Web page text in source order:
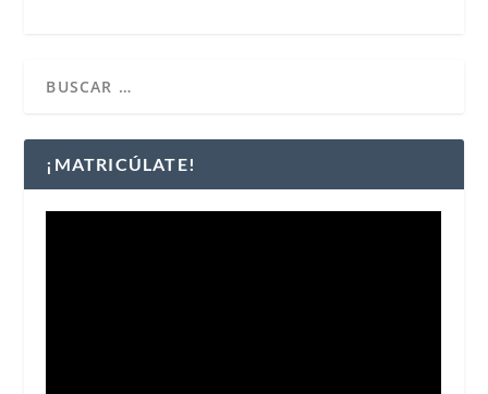
¡MATRICÚLATE!